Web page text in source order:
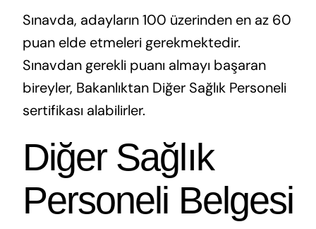
Sınavda, adayların 100 üzerinden en az 60
puan elde etmeleri gerekmektedir.
Sınavdan gerekli puanı almayı başaran
bireyler, Bakanlıktan Diğer Sağlık Personeli
sertifikası alabilirler.
Diğer Sağlık
Personeli Belgesi